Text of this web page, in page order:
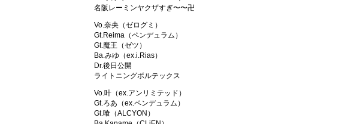
名阪レーミンヤクザすぎ〜〜卍
Vo.奈央（ゼログミ）
Gt.Reima（ペンデュラム）
Gt.魔王（ゼツ）
Ba.みゆ（ex.i.Rias）
Dr.後日公開
ライトニングボルテックス
Vo.叶（ex.アンリミテッド）
Gt.ろあ（ex.ペンデュラム）
Gt.喰（ALCYON）